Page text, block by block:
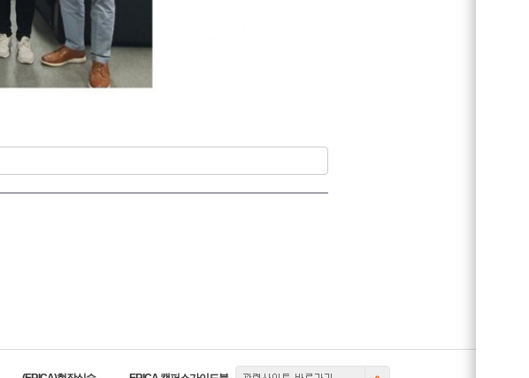
관련사이트